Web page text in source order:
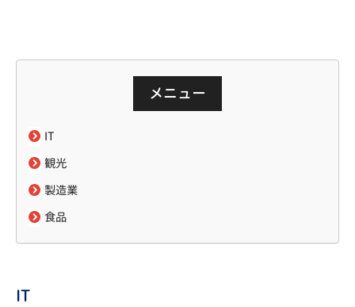
メニュー
IT
観光
製造業
食品
IT